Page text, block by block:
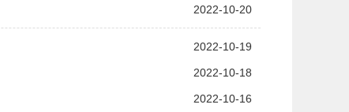
2022-10-20
2022-10-19
2022-10-18
2022-10-16